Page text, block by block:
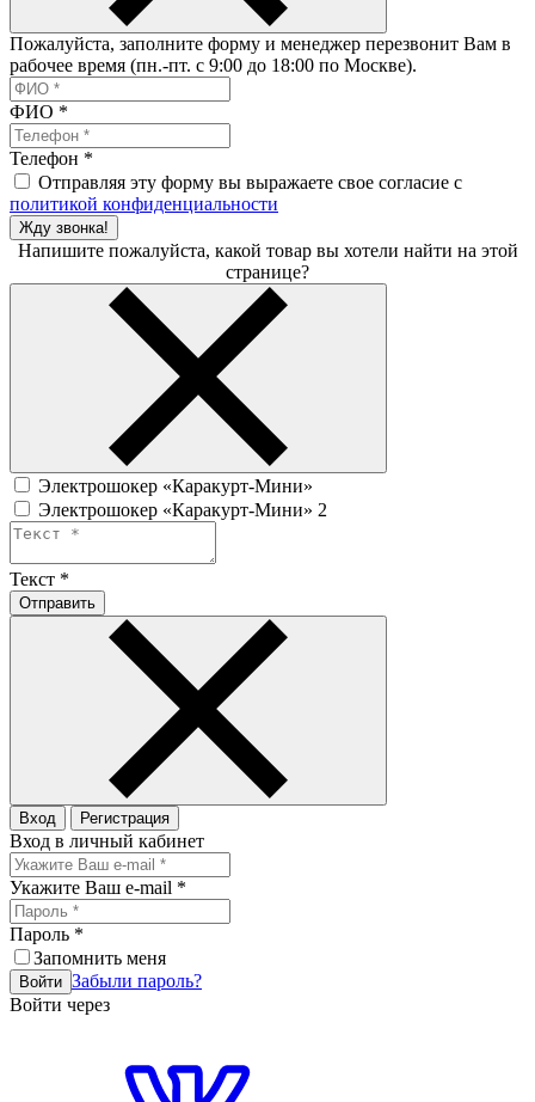
Пожалуйста, заполните форму и менеджер перезвонит Вам в
рабочее время (пн.-пт. с 9:00 до 18:00 по Москве).
ФИО *
Телефон *
Отправляя эту форму вы выражаете свое согласие с
политикой конфиденциальности
Жду звонка!
Напишите пожалуйста, какой товар вы хотели найти на этой
странице?
Электрошокер «Каракурт-Мини»
Электрошокер «Каракурт-Мини» 2
Текст *
Отправить
Вход Регистрация
Вход в личный кабинет
Укажите Ваш e-mail *
Пароль *
Запомнить меня
Войти Забыли пароль?
Войти через